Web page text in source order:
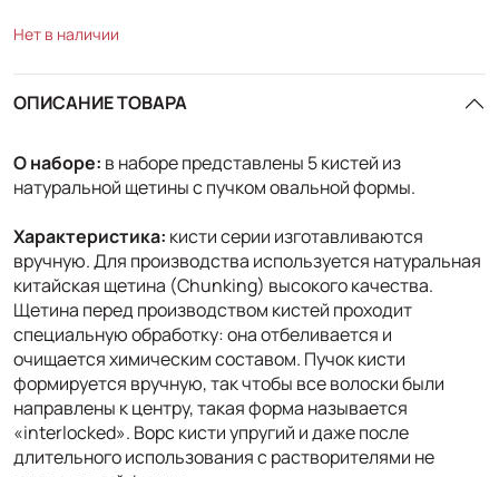
Нет в наличии
ОПИСАНИЕ ТОВАРА
О наборе: в наборе представлены 5 кистей из
натуральной щетины с пучком овальной формы.
Характеристика: кисти серии изготавливаются
вручную. Для производства используется натуральная
китайская щетина (Chunking) высокого качества.
Щетина перед производством кистей проходит
специальную обработку: она отбеливается и
очищается химическим составом. Пучок кисти
формируется вручную, так чтобы все волоски были
направлены к центру, такая форма называется
«interlocked». Ворс кисти упругий и даже после
длительного использования с растворителями не